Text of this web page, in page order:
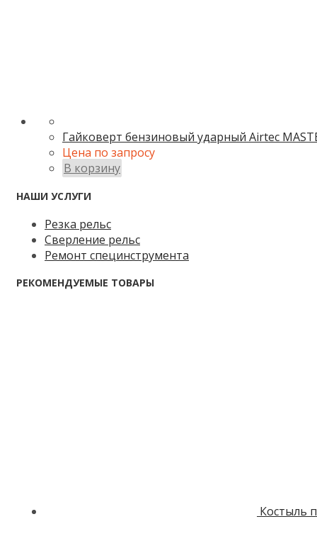
Гайковерт бензиновый ударный Airtec
Цена по запросу
В корзину
НАШИ УСЛУГИ
Резка рельс
Сверление рельс
Ремонт специнструмента
РЕКОМЕНДУЕМЫЕ ТОВАРЫ
Костыль